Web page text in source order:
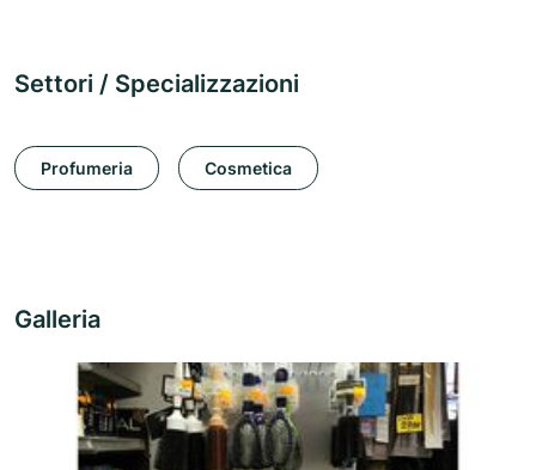
Settori / Specializzazioni
Profumeria Cosmetica
Galleria